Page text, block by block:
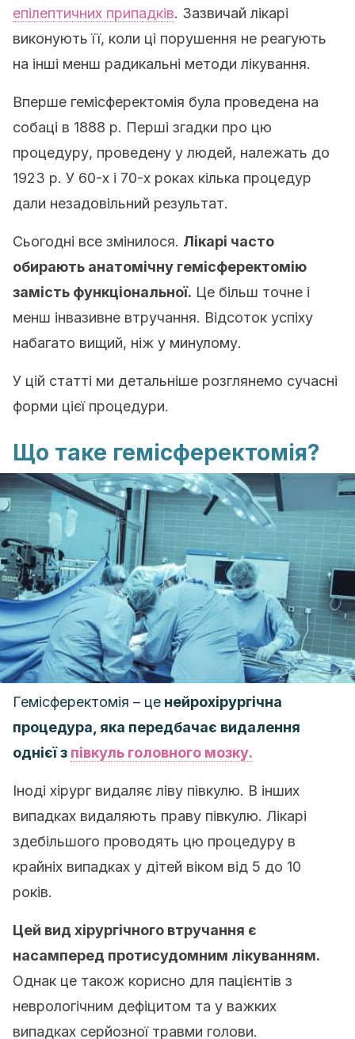
епілептичних припадків. Зазвичай лікарі
виконують її, коли ці порушення не реагують
на інші менш радикальні методи лікування.
Вперше гемісферектомія була проведена на
собаці в 1888 р. Перші згадки про цю
процедуру, проведену у людей, належать до
1923 р. У 60-х і 70-х роках кілька процедур
дали незадовільний результат.
Сьогодні все змінилося. Лікарі часто
обирають анатомічну гемісферектомію
замість функціональної. Це більш точне і
менш інвазивне втручання. Відсоток успіху
набагато вищий, ніж у минулому.
У цій статті ми детальніше розглянемо сучасні
форми цієї процедури.
Що таке гемісферектомія?
Гемісферектомія – це нейрохірургічна
процедура, яка передбачає видалення
однієї з півкуль головного мозку.
Іноді хірург видаляє ліву півкулю. В інших
випадках видаляють праву півкулю. Лікарі
здебільшого проводять цю процедуру в
крайніх випадках у дітей віком від 5 до 10
років.
Цей вид хірургічного втручання є
насамперед протисудомним лікуванням.
Однак це також корисно для пацієнтів з
неврологічним дефіцитом та у важких
випадках серйозної травми голови.